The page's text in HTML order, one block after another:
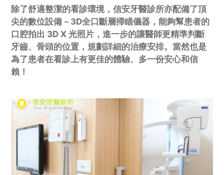
除了舒適整潔的看診環境，信安牙醫診所亦配備了頂
尖的數位設備－3D全口斷層掃瞄儀器，能夠幫患者的
口腔拍出 3D X 光照片，進一步的讓醫師更精準判斷
牙齒、骨頭的位置，規劃詳細的治療安排。當然也是
為了患者在看診上有更佳的體驗、多一份安心和信
賴！